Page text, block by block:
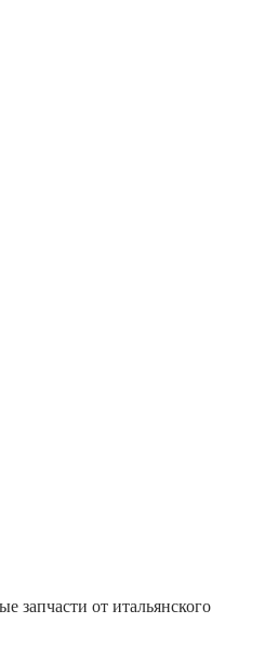
запчасти от итальянского